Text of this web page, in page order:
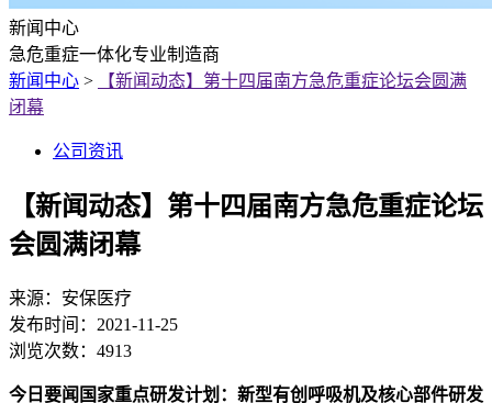
新闻中心
急危重症一体化专业制造商
新闻中心 >
【新闻动态】第十四届南方急危重症论坛会圆满
闭幕
公司资讯
【新闻动态】第十四届南方急危重症论坛
会圆满闭幕
来源： 安保医疗
发布时间： 2021-11-25
浏览次数： 4913
今日要闻国家重点研发计划：新型有创呼吸机及核心部件研发